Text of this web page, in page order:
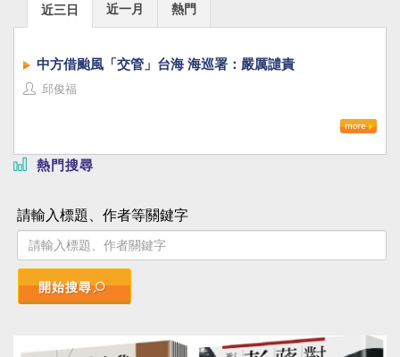
近三日 近一月 熱門
中方借颱風「交管」台海 海巡署：嚴厲譴責
邱俊福
熱門搜尋
請輸入標題、作者等關鍵字
開始搜尋